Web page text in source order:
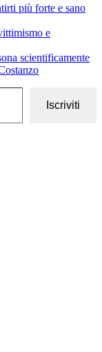
più forte e sano
e
scientificamente
Iscriviti